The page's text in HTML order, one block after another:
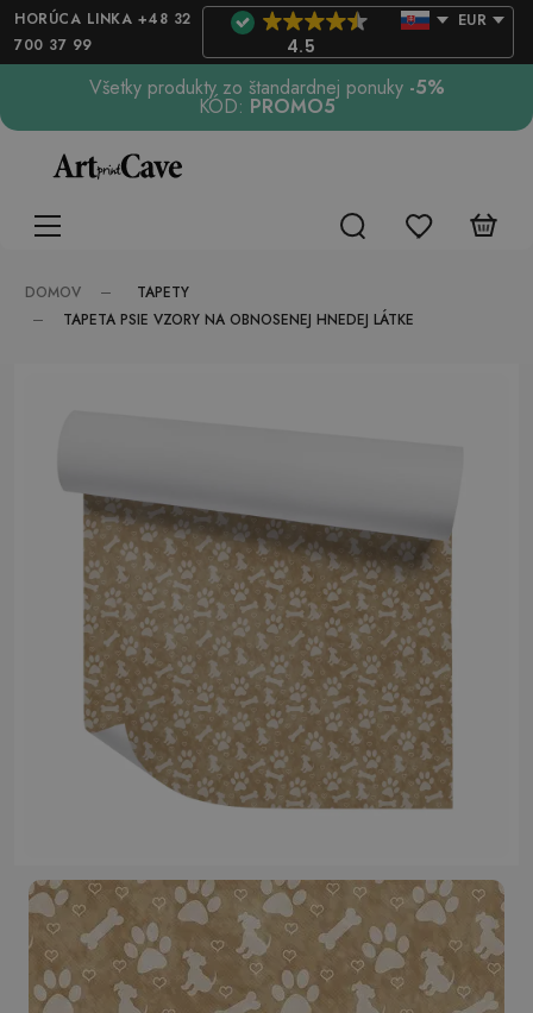
HORÚCA LINKA +48 32
700 37 99
4.5
EUR
Všetky produkty zo štandardnej ponuky -5%
KÓD: PROMO5
DOMOV
TAPETY
TAPETA PSIE VZORY NA OBNOSENEJ HNEDEJ LÁTKE